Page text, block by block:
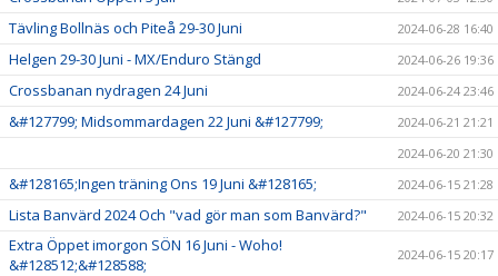
Tävling Bollnäs och Piteå 29-30 Juni 2024-06-28 16:40
Helgen 29-30 Juni - MX/Enduro Stängd 2024-06-26 19:36
Crossbanan nydragen 24 Juni 2024-06-24 23:46
&#127799; Midsommardagen 22 Juni &#127799;
2024-06-21 21:21
2024-06-20 21:30
&#128165;Ingen träning Ons 19 Juni &#128165; 2024-06-15 21:28
Lista Banvärd 2024 Och "vad gör man som Banvärd?" 2024-06-15 20:32
Extra Öppet imorgon SÖN 16 Juni - Woho!
&#128512;&#128588;
2024-06-15 20:17